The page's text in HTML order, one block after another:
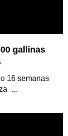
gallinas
16 semanas
...
llave en mano